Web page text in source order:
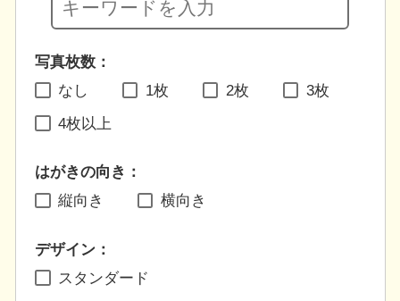
写真枚数：
なし
1枚 2枚 3枚
4枚以上
はがきの向き：
縦向き
横向き
デザイン：
スタンダード